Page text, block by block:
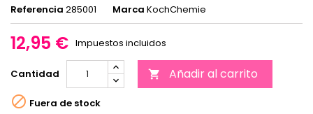
Referencia 285001 Marca KochChemie
12,95 € Impuestos incluidos
Cantidad  Añadir al carrito
 Fuera de stock